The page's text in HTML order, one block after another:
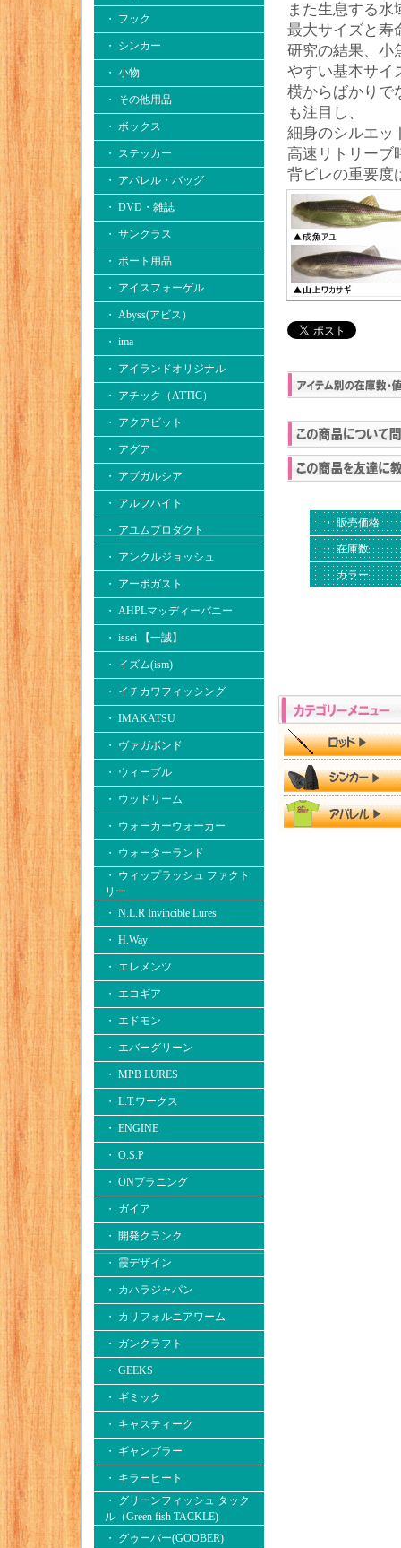
・ フック
・ シンカー
・ 小物
・ その他用品
・ ボックス
・ ステッカー
・ アパレル・バッグ
・ DVD・雑誌
・ サングラス
・ ボート用品
・ アイスフォーゲル
・ Abyss(アビス）
・ ima
・ アイランドオリジナル
・ アチック（ATTIC）
・ アクアビット
・ アグア
・ アブガルシア
・ アルフハイト
・ アユムプロダクト
・ アンクルジョッシュ
・ アーボガスト
・ AHPLマッディーバニー
・ issei 【一誠】
・ イズム(ism)
・ イチカワフィッシング
・ IMAKATSU
・ ヴァガボンド
・ ウィーブル
・ ウッドリーム
・ ウォーカーウォーカー
・ ウォーターランド
・ ウィップラッシュ ファクト
リー
・ N.L.R Invincible Lures
・ H.Way
・ エレメンツ
・ エコギア
・ エドモン
・ エバーグリーン
・ MPB LURES
・ L.T.ワークス
・ ENGINE
・ O.S.P
・ ONプラニング
・ ガイア
・ 開発クランク
・ 霞デザイン
・ カハラジャパン
・ カリフォルニアワーム
・ ガンクラフト
・ GEEKS
・ ギミック
・ キャスティーク
・ ギャンブラー
・ キラーヒート
・ グリーンフィッシュ タック
ル（Green fish TACKLE)
・ グゥーバー(GOOBER)
また生息する水
最大サイズと寿
研究の結果、小
やすい基本サイ
横からばかりで
も注目し、
細身のシルエッ
高速リトリーブ
背ビレの重要度
・ 販売価格
・ 在庫数
・ カラー